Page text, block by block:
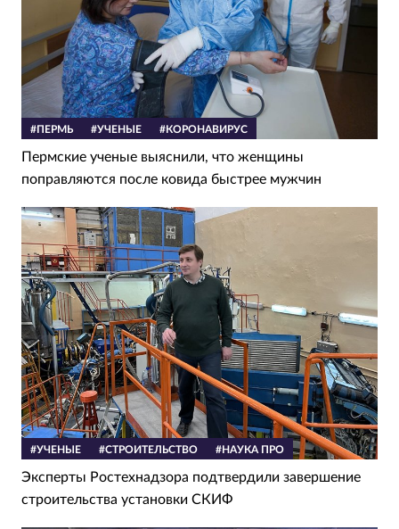
#ПЕРМЬ #УЧЕНЫЕ #КОРОНАВИРУС
Пермские ученые выяснили, что женщины
поправляются после ковида быстрее мужчин
#УЧЕНЫЕ #СТРОИТЕЛЬСТВО #НАУКА ПРО
Эксперты Ростехнадзора подтвердили завершение
строительства установки СКИФ